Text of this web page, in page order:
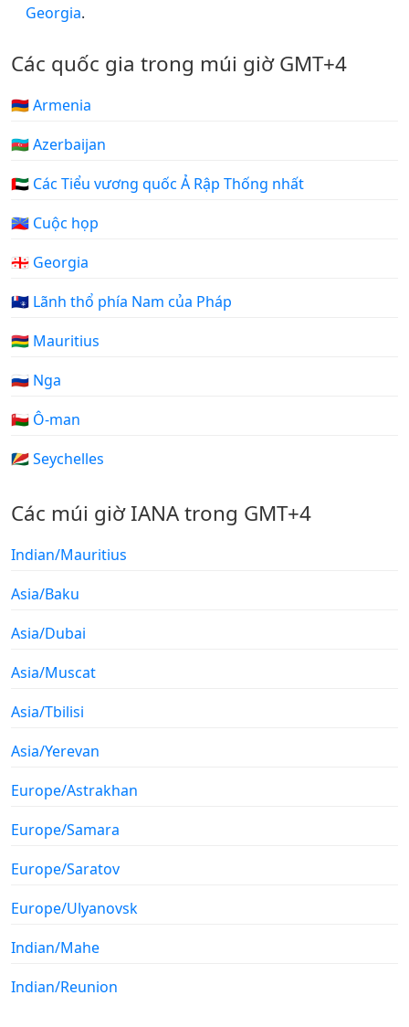
Georgia.
Các quốc gia trong múi giờ GMT+4
🇦🇲 Armenia
🇦🇿 Azerbaijan
🇦🇪 Các Tiểu vương quốc Ả Rập Thống nhất
🇷🇪 Cuộc họp
🇬🇪 Georgia
🇹🇫 Lãnh thổ phía Nam của Pháp
🇲🇺 Mauritius
🇷🇺 Nga
🇴🇲 Ô-man
🇸🇨 Seychelles
Các múi giờ IANA trong GMT+4
Indian/Mauritius
Asia/Baku
Asia/Dubai
Asia/Muscat
Asia/Tbilisi
Asia/Yerevan
Europe/Astrakhan
Europe/Samara
Europe/Saratov
Europe/Ulyanovsk
Indian/Mahe
Indian/Reunion